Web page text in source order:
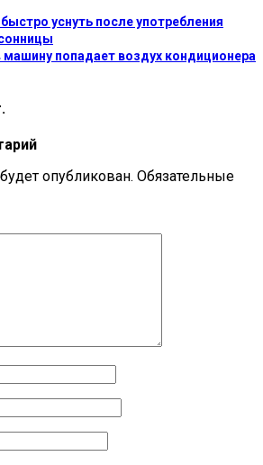
уснуть после употребления
машину попадает воздух кондиционера
опубликован. Обязательные